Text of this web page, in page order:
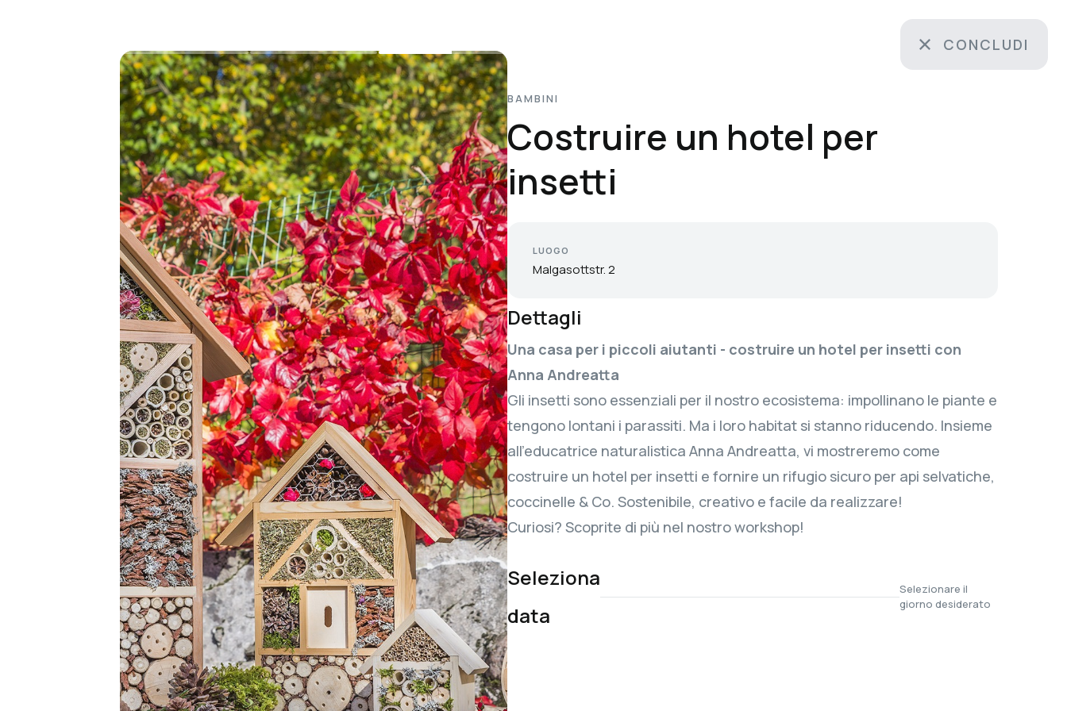
CONCLUDI
BAMBINI
Costruire un hotel per
insetti
LUOGO
Malgasottstr. 2
Dettagli
Una casa per i piccoli aiutanti - costruire un hotel per insetti con
Anna Andreatta
Gli insetti sono essenziali per il nostro ecosistema: impollinano le piante e
tengono lontani i parassiti. Ma i loro habitat si stanno riducendo. Insieme
all'educatrice naturalistica Anna Andreatta, vi mostreremo come
costruire un hotel per insetti e fornire un rifugio sicuro per api selvatiche,
coccinelle & Co. Sostenibile, creativo e facile da realizzare!
Curiosi? Scoprite di più nel nostro workshop!
Seleziona
data
Selezionare il
giorno desiderato